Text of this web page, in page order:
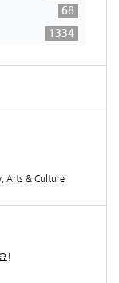
68
1334
Arts & Culture
!